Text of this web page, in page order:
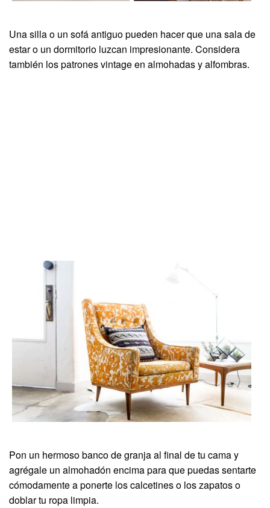
Una silla o un sofá antiguo pueden hacer que una sala de
estar o un dormitorio luzcan impresionante. Considera
también los patrones vintage en almohadas y alfombras.
Pon un hermoso banco de granja al final de tu cama y
agrégale un almohadón encima para que puedas sentarte
cómodamente a ponerte los calcetines o los zapatos o
doblar tu ropa limpia.